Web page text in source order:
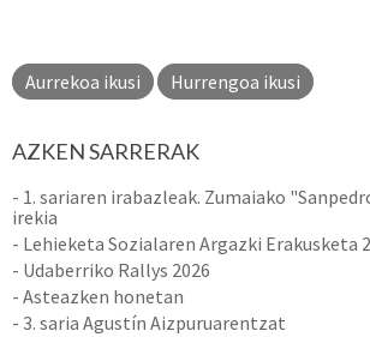
Aurrekoa ikusi Hurrengoa ikusi
AZKEN SARRERAK
- 1. sariaren irabazleak. Zumaiako
irekia
- Lehieketa Sozialaren Argazki Erakusketa
- Udaberriko Rallys 2026
- Asteazken honetan
- 3. saria Agustín Aizpuruarentzat